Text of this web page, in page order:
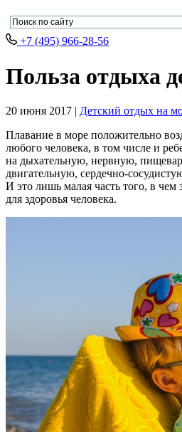
+7 (495) 966-28-56
Польза отдыха
20 июня 2017 | Детский отдых на
Плавание в море положительно
любого человека, в том числе и
на дыхательную, нервную,
двигательную, сердечно-
И это лишь малая часть того, в чем
для здоровья человека.